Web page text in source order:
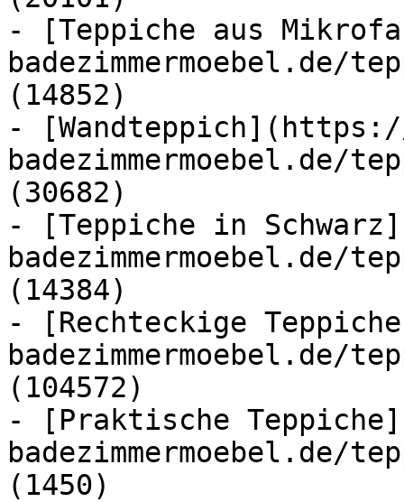
- [Teppiche aus
badezimmermoebel.de/
(14852)
-
badezimmermoebel.de/
(30682)
- [Teppiche in
badezimmermoebel.de/
(14384)
- [Rechteckige
badezimmermoebel.de/
(104572)
- [Praktische
(1450)